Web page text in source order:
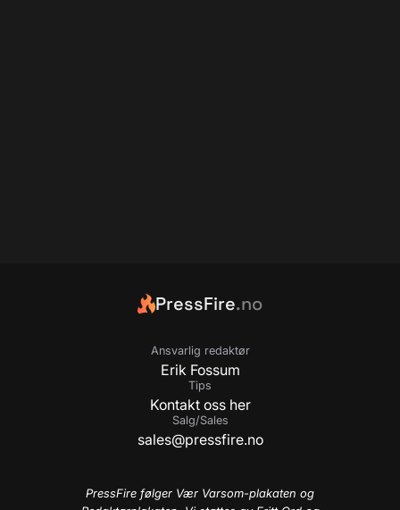
PressFire.no
Ansvarlig redaktør
Erik Fossum
Tips
Kontakt oss her
Salg/Sales
sales@pressfire.no
PressFire følger Vær Varsom-plakaten og